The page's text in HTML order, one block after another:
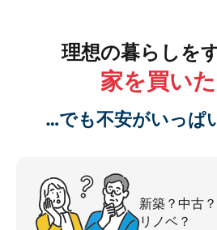
理想の暮らしを
家を買いた
…でも不安がいっぱ
新築？中古？
リノベ？